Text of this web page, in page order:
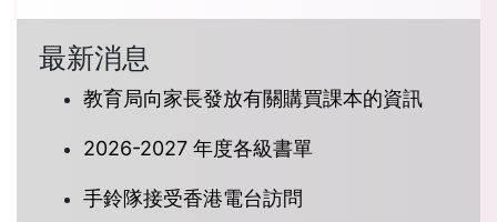
最新消息
教育局向家長發放有關購買課本的資訊
2026-2027 年度各級書單
手鈴隊接受香港電台訪問